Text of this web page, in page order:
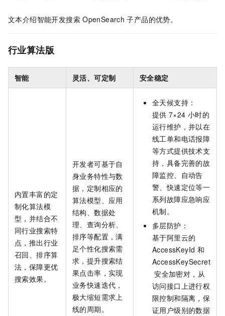
文本介绍智能开发搜索 OpenSearch 子产品的优势。
行业算法版
智能 灵活、可定制 安全稳定
内置丰富的定
制化算法模
型，并结合不
同行业搜索特
点，推出行业
召回、排序算
法，保障更优
搜索效果。
开发者可基于自
身业务特性与数
据，定制相应的
算法模型、应用
结构、数据处
理、查询分析、
排序等配置，满
足个性化搜索需
求，提升搜索结
果点击率，实现
业务快速迭代，
极大缩短需求上
线的周期。
全天候支持：
提供 7×24 小时的
运行维护，并以在
线工单和电话报障
等方式提供技术支
持，具备完善的故
障监控、自动告
警、快速定位等一
系列故障应急响应
机制。
多层防护：
基于阿里云的
AccessKeyId 和
AccessKeySecret
安全加密对，从
访问接口上进行权
限控制和隔离，保
证用户级别的数据